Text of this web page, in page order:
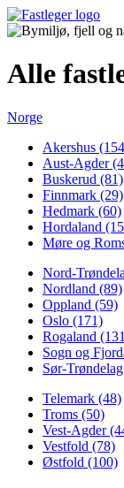
Alle
Norge
Akershus
Aust-Agder
Buskerud (81)
Finnmark (29)
Hedmark (60)
Hordaland
Møre og
Nord-
Nordland (89)
Oppland (59)
Oslo (171)
Rogaland
Sogn og
Sør-
Telemark (48)
Troms (50)
Vest-Agder
Vestfold (78)
Østfold (100)